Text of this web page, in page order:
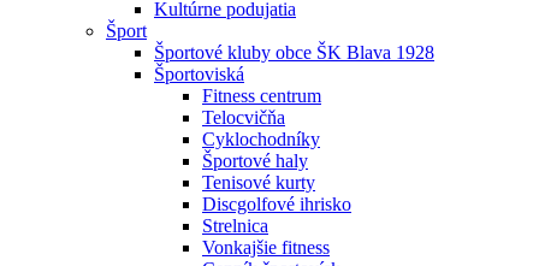
Kultúrne podujatia
Šport
Športové kluby obce ŠK Blava 1928
Športoviská
Fitness centrum
Telocvičňa
Cyklochodníky
Športové haly
Tenisové kurty
Discgolfové ihrisko
Strelnica
Vonkajšie fitness